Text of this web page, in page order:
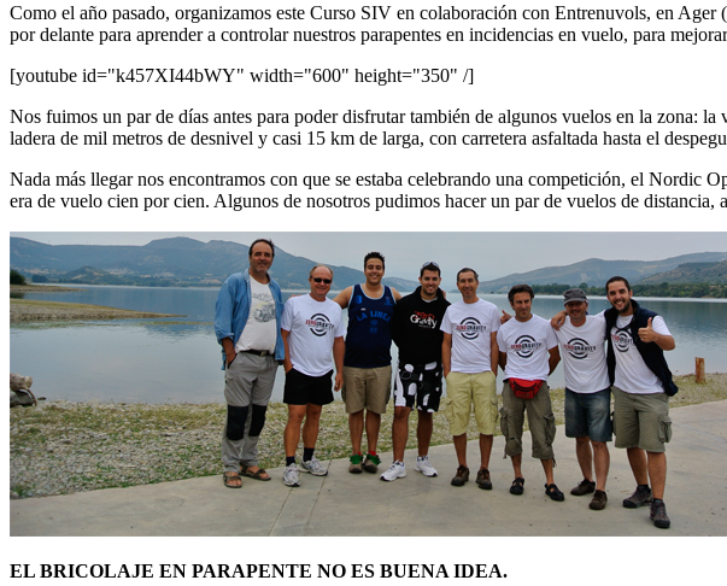
Como el año pasado, organizamos este Curso SIV en colaboración con Entrenuvols, en
por delante para aprender a controlar nuestros parapentes en incidencias en vuelo, para
[youtube id="k457XI44bWY" width="600" height="350" /]
Nos fuimos un par de días antes para poder disfrutar también de algunos vuelos en la zona:
ladera de mil metros de desnivel y casi 15 km de larga, con carretera asfaltada hasta el
Nada más llegar nos encontramos con que se estaba celebrando una competición, el Nordic
era de vuelo cien por cien. Algunos de nosotros pudimos hacer un par de vuelos de distancia,
EL BRICOLAJE EN PARAPENTE NO ES BUENA IDEA.